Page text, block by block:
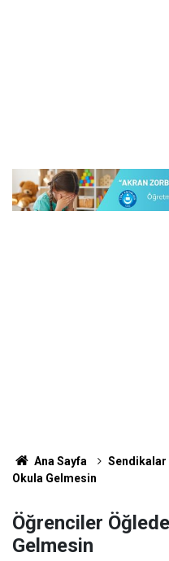
Ana Sayfa Sendikalar
Okula Gelmesin
Öğrenciler
Gelmesin